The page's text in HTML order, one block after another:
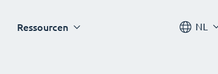
Ressourcen NL